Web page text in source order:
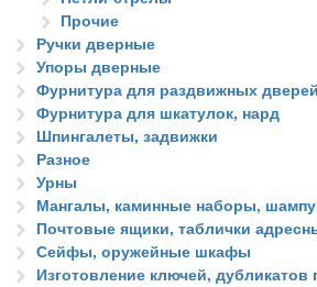
Прочие
Ручки дверные
Упоры дверные
Фурнитура для раздвижных дверей
Фурнитура для шкатулок, нард
Шпингалеты, задвижки
Разное
Урны
Мангалы, каминные наборы,
Почтовые ящики, таблички
Сейфы, оружейные шкафы
Изготовление ключей, дубликатов